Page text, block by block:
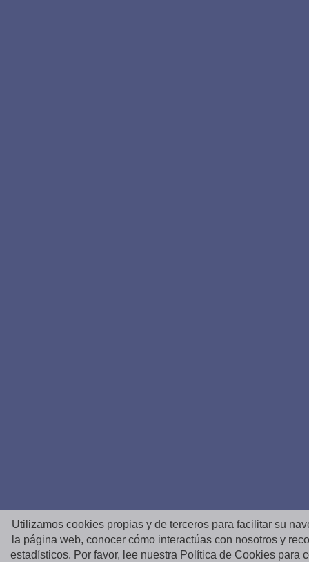
Utilizamos cookies propias y de terceros para facilitar su
la página web, conocer cómo interactúas con nosotros y
estadísticos. Por favor, lee nuestra Política de Cookies para